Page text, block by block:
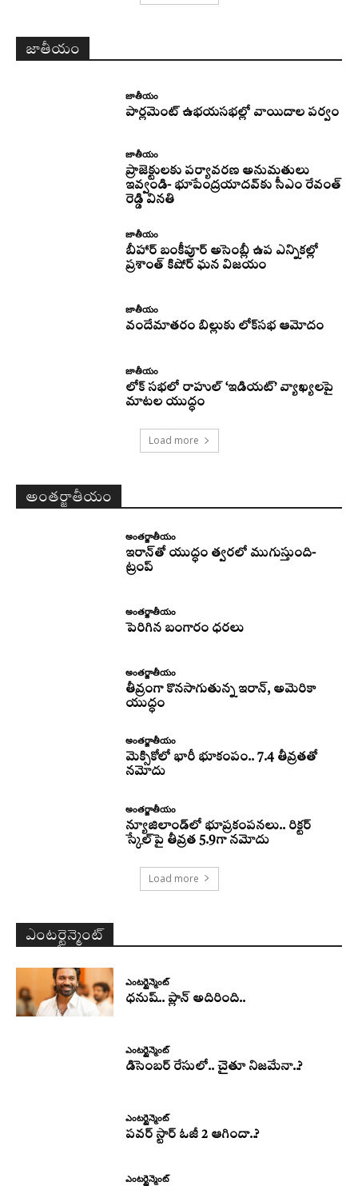
జాతీయం
జాతీయం
పార్లమెంట్ ఉభయసభల్లో వాయిదాల పర్వం
జాతీయం
ప్రాజెక్టులకు పర్యావరణ అనుమతులు
ఇవ్వండి- భూపేంద్రయాదవ్‌కు సీఎం రేవంత్‌
రెడ్డి వినతి
జాతీయం
బీహార్ బంకీపూర్ అసెంబ్లీ ఉప ఎన్నికల్లో
ప్రశాంత్ కిషోర్ ఘన విజయం
జాతీయం
వందేమాతరం బిల్లుకు లోక్‌సభ ఆమోదం
జాతీయం
లోక్ సభలో రాహుల్ ‘ఇడియట్’ వ్యాఖ్యలపై
మాటల యుద్ధం
Load more
అంతర్జాతీయం
అంతర్జాతీయం
ఇరాన్‌తో యుద్ధం త్వరలో ముగుస్తుంది-
ట్రంప్‌
అంతర్జాతీయం
పెరిగిన బంగారం ధరలు
అంతర్జాతీయం
తీవ్రంగా కొనసాగుతున్న ఇరాన్‌, అమెరికా
యుద్ధం
అంతర్జాతీయం
మెక్సికోలో భారీ భూకంపం.. 7.4 తీవ్రతతో
నమోదు
అంతర్జాతీయం
న్యూజిలాండ్‌లో భూప్రకంపనలు.. రిక్టర్‌
స్కేల్‌పై తీవ్రత 5.9గా నమోదు
Load more
ఎంటర్టైన్మెంట్
ఎంటర్టైన్మెంట్
ధనుష్‌.. ప్లాన్ అదిరింది..
ఎంటర్టైన్మెంట్
డిసెంబర్ రేసులో.. చైతూ నిజమేనా..?
ఎంటర్టైన్మెంట్
పవర్ స్టార్ ఓజీ 2 ఆగిందా..?
ఎంటర్టైన్మెంట్